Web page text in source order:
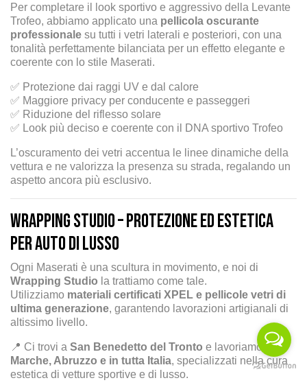
Per completare il look sportivo e aggressivo della Levante
Trofeo, abbiamo applicato una pellicola oscurante
professionale su tutti i vetri laterali e posteriori, con una
tonalità perfettamente bilanciata per un effetto elegante e
coerente con lo stile Maserati.
✅ Protezione dai raggi UV e dal calore
✅ Maggiore privacy per conducente e passeggeri
✅ Riduzione del riflesso solare
✅ Look più deciso e coerente con il DNA sportivo Trofeo
L’oscuramento dei vetri accentua le linee dinamiche della
vettura e ne valorizza la presenza su strada, regalando un
aspetto ancora più esclusivo.
Wrapping Studio – Protezione ed estetica
per auto di lusso
Ogni Maserati è una scultura in movimento, e noi di
Wrapping Studio la trattiamo come tale.
Utilizziamo materiali certificati XPEL e pellicole vetri di
ultima generazione, garantendo lavorazioni artigianali di
altissimo livello.
📍 Ci trovi a San Benedetto del Tronto e lavoriamo in
Marche, Abruzzo e in tutta Italia, specializzati nella cura
estetica di vetture sportive e di lusso.